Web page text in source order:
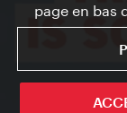
page en bas